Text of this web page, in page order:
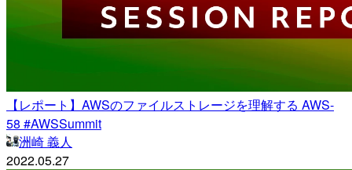
【レポート】AWSのファイルストレージを理解する AWS-
58 #AWSSummit
洲崎 義人
2022.05.27